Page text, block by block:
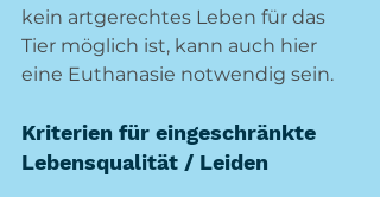
kein artgerechtes Leben für das
Tier möglich ist, kann auch hier
eine Euthanasie notwendig sein.
Kriterien für eingeschränkte
Lebensqualität / Leiden